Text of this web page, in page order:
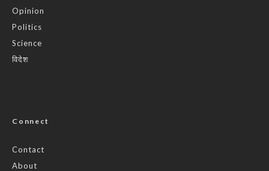
Opinion
Politics
Science
विदेश
Connect
Contact
About